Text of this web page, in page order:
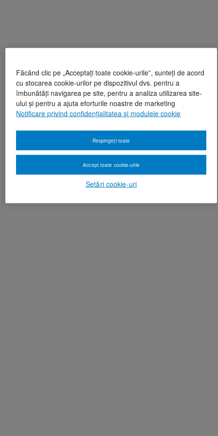
Făcând clic pe „Acceptați toate cookie-urile”, sunteți de acord
cu stocarea cookie-urilor pe dispozitivul dvs. pentru a
îmbunătăți navigarea pe site, pentru a analiza utilizarea site-
ului și pentru a ajuta eforturile noastre de marketing
Notificare privind confidențialitatea și modulele cookie
Setări cookie-uri
Respingeți toate
Accept toate cookie-urile